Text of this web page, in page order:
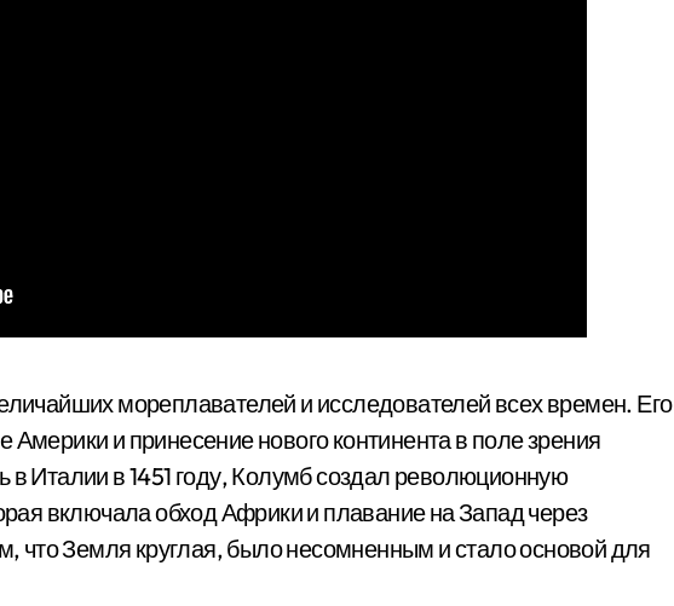
мореплавателей и исследователей всех времен. Его
Америки и принесение нового континента в поле зрения
Италии в 1451 году, Колумб создал революционную
включала обход Африки и плавание на Запад через
что Земля круглая, было несомненным и стало основой для